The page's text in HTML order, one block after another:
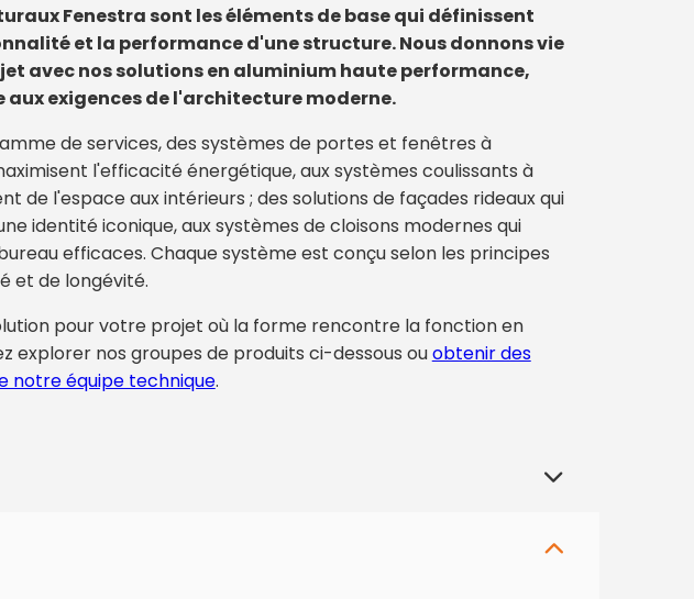
Fenestra sont les éléments de base qui définissent
et la performance d'une structure. Nous donnons vie
avec nos solutions en aluminium haute performance,
aux exigences de l'architecture moderne.
de services, des systèmes de portes et fenêtres à
l'efficacité énergétique, aux systèmes coulissants à
de l'espace aux intérieurs ; des solutions de façades rideaux qui
identité iconique, aux systèmes de cloisons modernes qui
efficaces. Chaque système est conçu selon les principes
et de longévité.
pour votre projet où la forme rencontre la fonction en
explorer nos groupes de produits ci-dessous ouobtenir des
notre équipe technique.
plus cruciaux qui relient un bâtiment au monde extérieur,